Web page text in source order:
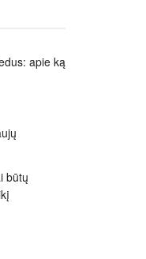
apie ką
būtų